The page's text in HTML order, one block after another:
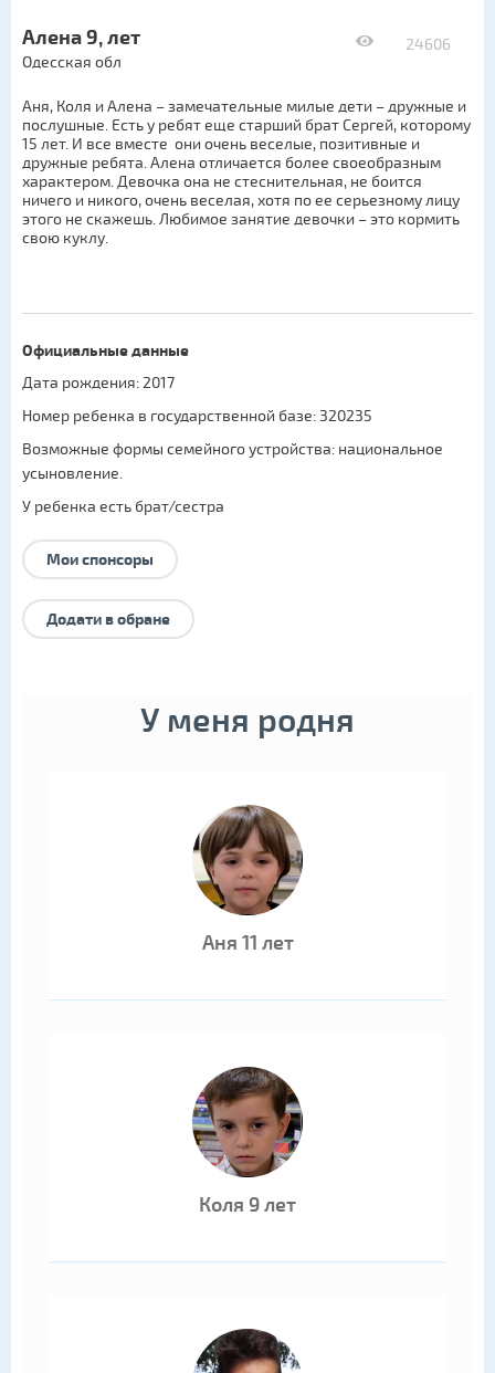
24606
Алена 9, лет
Одесская обл
Аня, Коля и Алена – замечательные милые дети – дружные и
послушные. Есть у ребят еще старший брат Сергей, которому
15 лет. И все вместе они очень веселые, позитивные и
дружные ребята. Алена отличается более своеобразным
характером. Девочка она не стеснительная, не боится
ничего и никого, очень веселая, хотя по ее серьезному лицу
этого не скажешь. Любимое занятие девочки – это кормить
свою куклу.
Официальные данные
Дата рождения: 2017
Номер ребенка в государственной базе: 320235
Возможные формы семейного устройства: национальное
усыновление.
У ребенка есть брат/сестра
Мои спонсоры
Додати в обране
У меня родня
Аня 11 лет
Коля 9 лет